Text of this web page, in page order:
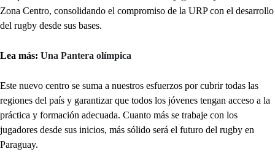
Zona Centro, consolidando el compromiso de la URP con el desarrollo
del rugby desde sus bases.
Lea más: Una Pantera olímpica
Este nuevo centro se suma a nuestros esfuerzos por cubrir todas las
regiones del país y garantizar que todos los jóvenes tengan acceso a la
práctica y formación adecuada. Cuanto más se trabaje con los
jugadores desde sus inicios, más sólido será el futuro del rugby en
Paraguay.